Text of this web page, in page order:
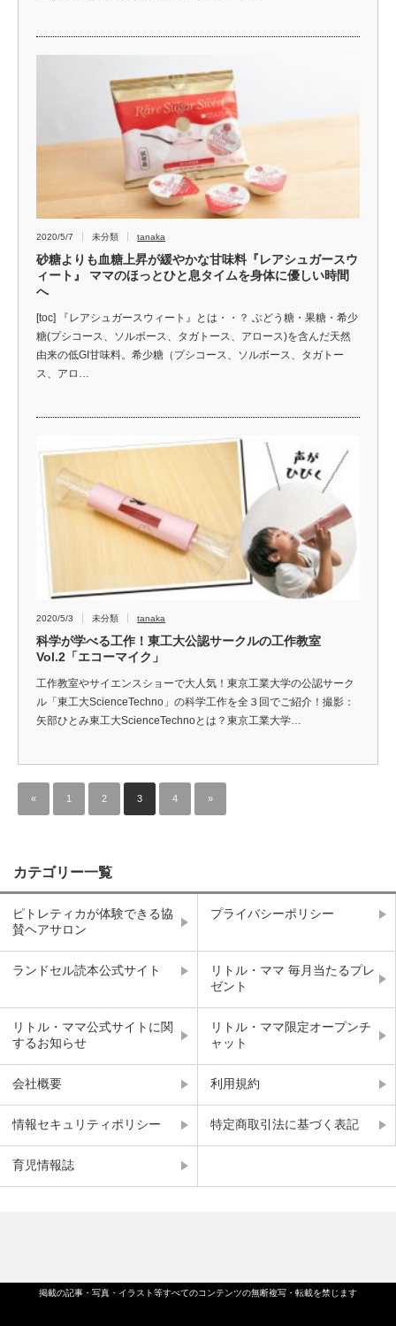
2020/5/7 未分類 tanaka
砂糖よりも血糖上昇が緩やかな甘味料『レアシュガースウ
ィート』 ママのほっとひと息タイムを身体に優しい時間
へ
[toc] 『レアシュガースウィート』とは・・？ ぶどう糖・果糖・希少
糖(プシコース、ソルボース、タガトース、アロース)を含んだ天然
由来の低GI甘味料。希少糖（プシコース、ソルボース、タガトー
ス、アロ…
2020/5/3 未分類 tanaka
科学が学べる工作！東工大公認サークルの工作教室
Vol.2「エコーマイク」
工作教室やサイエンスショーで大人気！東京工業大学の公認サーク
ル「東工大ScienceTechno」の科学工作を全３回でご紹介！撮影：
矢部ひとみ東工大ScienceTechnoとは？東京工業大学…
« 1 2 3 4 »
カテゴリー一覧
ピトレティカが体験できる協
賛ヘアサロン
プライバシーポリシー
ランドセル読本公式サイト
リトル・ママ 毎月当たるプレ
ゼント
リトル・ママ公式サイトに関
するお知らせ
リトル・ママ限定オープンチ
ャット
会社概要 利用規約
情報セキュリティポリシー 特定商取引法に基づく表記
育児情報誌
掲載の記事・写真・イラスト等すべてのコンテンツの無断複写・転載を禁じます